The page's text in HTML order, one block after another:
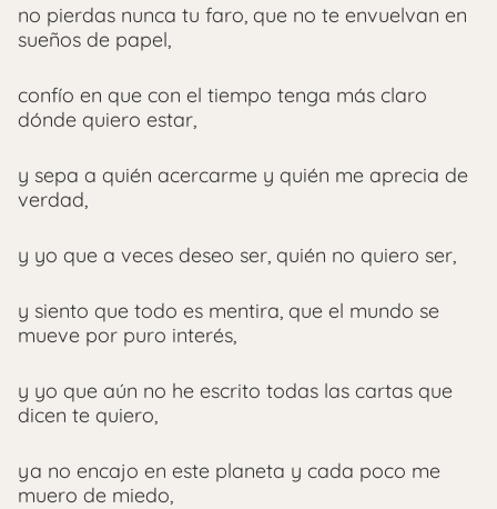
no pierdas nunca tu faro, que no te envuelvan en
sueños de papel,
confío en que con el tiempo tenga más claro
dónde quiero estar,
y sepa a quién acercarme y quién me aprecia de
verdad,
y yo que a veces deseo ser, quién no quiero ser,
y siento que todo es mentira, que el mundo se
mueve por puro interés,
y yo que aún no he escrito todas las cartas que
dicen te quiero,
ya no encajo en este planeta y cada poco me
muero de miedo,